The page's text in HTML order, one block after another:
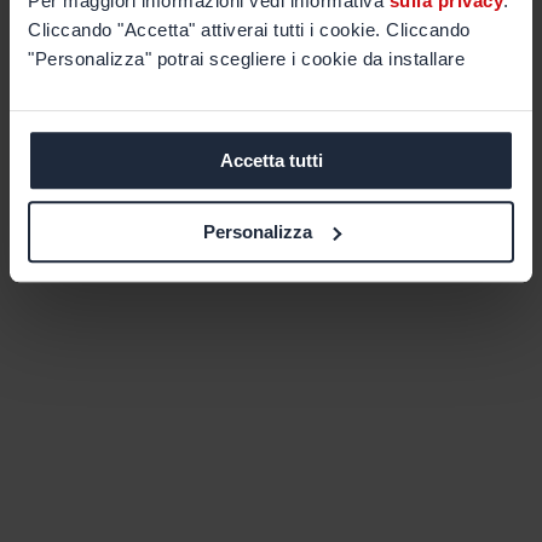
Cliccando "Accetta" attiverai tutti i cookie. Cliccando
"Personalizza" potrai scegliere i cookie da installare
Accetta tutti
Personalizza